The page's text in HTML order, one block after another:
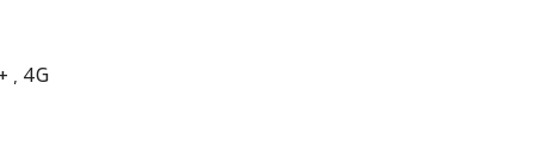
, 4G